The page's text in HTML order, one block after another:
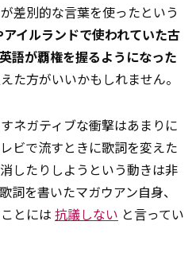
差別的な言葉を使ったという
イルランドで使われていた古
語が覇権を握るようになった
た方がいいかもしれません。
ネガティブな衝撃はあまりに
ビで流すときに歌詞を変えた
したりしようという動きは非
詞を書いたマガウアン自身、
とには 抗議しない と言ってい